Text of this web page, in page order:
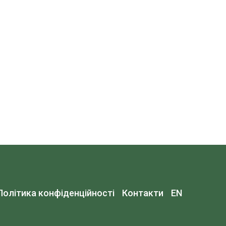
конфіденційності Контакти EN